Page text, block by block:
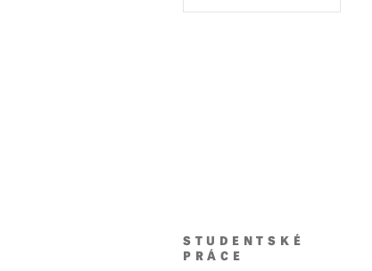
STUDENTSKÉ
PRÁCE